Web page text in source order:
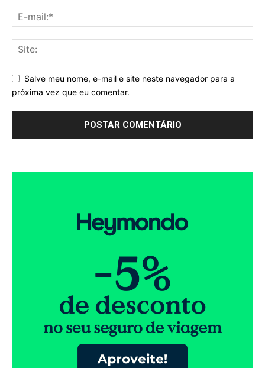
Salve meu nome, e-mail e site neste navegador para a
próxima vez que eu comentar.